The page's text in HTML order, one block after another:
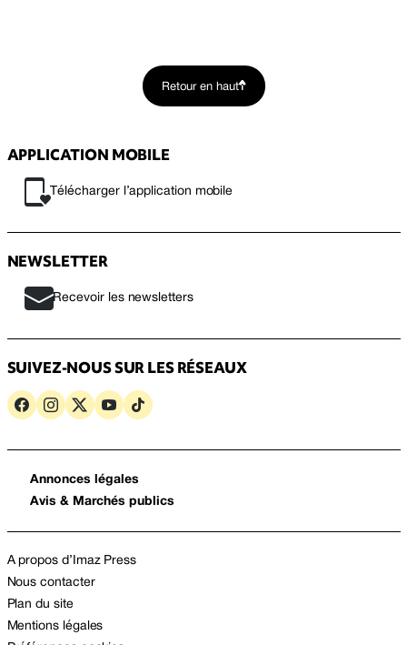
Retour en haut
APPLICATION MOBILE
Télécharger l’application mobile
NEWSLETTER
Recevoir les newsletters
SUIVEZ-NOUS SUR LES RÉSEAUX
Annonces légales
Avis & Marchés publics
A propos d’Imaz Press
Nous contacter
Plan du site
Mentions légales